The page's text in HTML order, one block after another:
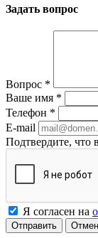
Задать вопрос
Вопрос *
Ваше имя *
Телефон *
E-mail
Подтвердите, что
Я согласен на